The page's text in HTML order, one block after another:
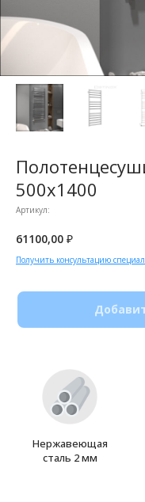
500x1400
Артикул:
61100,00 ₽
Получить консультацию
Нержавеющая
сталь 2 мм